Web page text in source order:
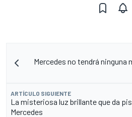
Mercedes no tendrá
ARTÍCULO SIGUIENTE
La misteriosa luz brillante que da
Mercedes